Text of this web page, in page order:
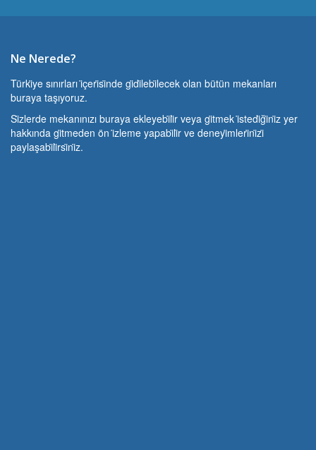
Ne Nerede?
Türki̇ye sınırları i̇çeri̇si̇nde gi̇di̇lebi̇lecek olan bütün mekanları
buraya taşıyoruz.
Si̇zlerde mekanınızı buraya ekleyebi̇li̇r veya gi̇tmek i̇stedi̇ği̇ni̇z yer
hakkında gi̇tmeden ön i̇zleme yapabi̇li̇r ve deneyi̇mleri̇ni̇zi̇
paylaşabi̇li̇rsi̇ni̇z.